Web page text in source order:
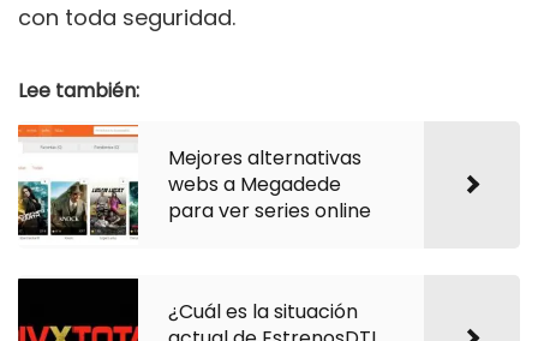
con toda seguridad.
Lee también:
Mejores alternativas
webs a Megadede
para ver series online
¿Cuál es la situación